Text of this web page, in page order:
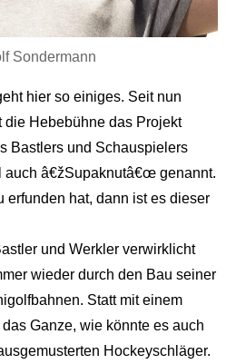
Sondermann
hier so einiges. Seit nun
die Hebebühne das Projekt
Bastlers und Schauspielers
auch â€žSupaknutâ€œ genannt.
erfunden hat, dann ist es dieser
und Werkler verwirklicht
wieder durch den Bau seiner
Statt mit einem
Ganze, wie könnte es auch
Hockeyschläger.